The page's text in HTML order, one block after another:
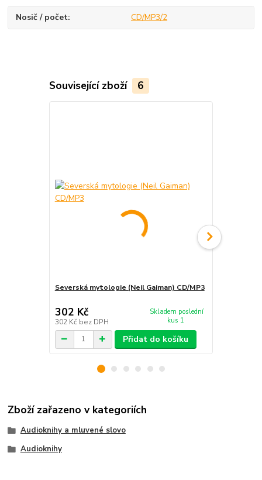
Nosič / počet CD/MP3/2
Související zboží 6
Severská mytologie (Neil Gaiman) CD/MP3
302 Kč
302 Kč bez DPH
Skladem poslední
kus 1
Přidat do košíku
Zboží zařazeno v kategoriích
Audioknihy a mluvené slovo
Audioknihy